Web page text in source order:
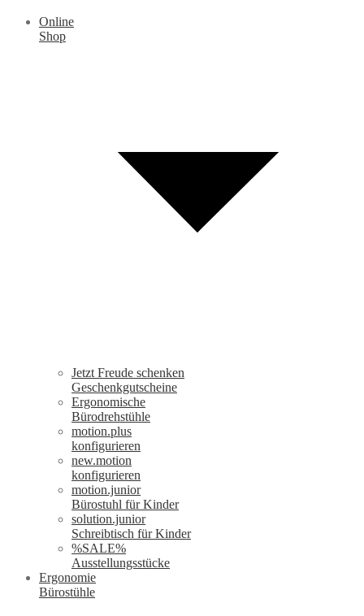
Online
Shop
Jetzt Freude schenken
Geschenkgutscheine
Ergonomische
Bürodrehstühle
motion.plus
konfigurieren
new.motion
konfigurieren
motion.junior
Bürostuhl für Kinder
solution.junior
Schreibtisch für Kinder
%SALE%
Ausstellungsstücke
Ergonomie
Bürostühle